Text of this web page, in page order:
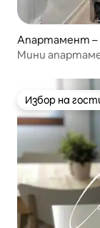
Апартамент –
Мини
Избор на
Избор на